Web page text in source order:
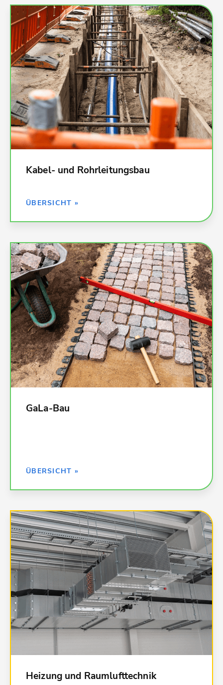
Kabel- und Rohrleitungsbau
ÜBERSICHT »
Kalkulationsdaten für alle Leistungen im Kabel-
und Rohrleitungsbau
002 Erdarbeiten
043 Druckrohrleitungen für Gas, Wasser und
Abwasser
044 Abwasseranlagen - Leitungen, Abläufe,
Armaturen
051 Kabelleitungstiefbauarbeiten
080 Straßen, Wege, Plätze
und viele weitere
GaLa-Bau
ÜBERSICHT »
Kalkulationsdaten für alle Leistungen im GaLa-
Bau:
002 Erdarbeiten
003 Landschaftsbauarbeiten
004 Landschaftsbauarbeiten - Pflanzen
012 Mauerarbeiten
013 Betonarbeiten
014 Natur-, Betonwerksteinarbeiten
018 Abdichtungsarbeiten
080 Straßen, Wege, Plätze
und viele mehr
Heizung und Raumlufttechnik
Kalkulationsdaten für alle Leistungen in Heizung
und Raumlufttechnik:
000 Baustelleneinrichtungen;
Sicherheitseinrichtungen
040 Wärmeversorgungsanlagen -
Betriebseinrichtungen
041 Wärmeversorgungsanlagen -
Leitungen, Armaturen, Heizflächen
047 Dämm- und Brandschutzarbeiten an
technischen Anlagen
049 Feuerlöschanlagen, Feuerlöschgeräte
075 Raumlufttechnische Anlagen